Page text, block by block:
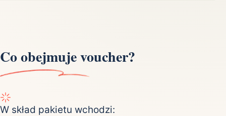
Co obejmuje voucher?
W skład pakietu wchodzi: